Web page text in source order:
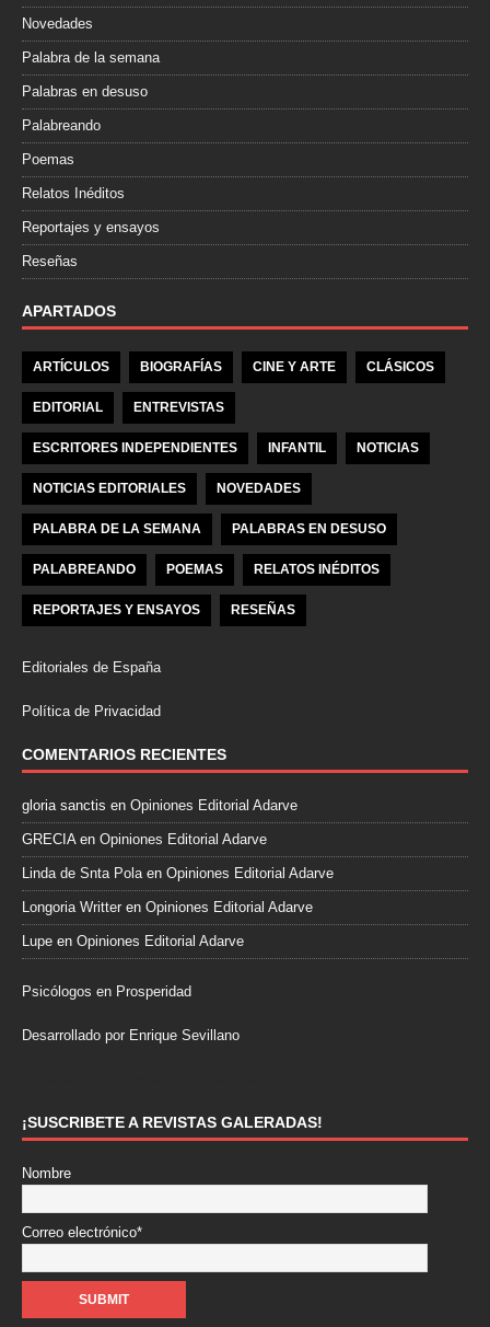
Novedades
Palabra de la semana
Palabras en desuso
Palabreando
Poemas
Relatos Inéditos
Reportajes y ensayos
Reseñas
APARTADOS
ARTÍCULOS BIOGRAFÍAS CINE Y ARTE CLÁSICOS
EDITORIAL ENTREVISTAS
ESCRITORES INDEPENDIENTES INFANTIL NOTICIAS
NOTICIAS EDITORIALES NOVEDADES
PALABRA DE LA SEMANA PALABRAS EN DESUSO
PALABREANDO POEMAS RELATOS INÉDITOS
REPORTAJES Y ENSAYOS RESEÑAS
Editoriales de España
Política de Privacidad
COMENTARIOS RECIENTES
gloria sanctis en Opiniones Editorial Adarve
GRECIAen Opiniones Editorial Adarve
Linda de Snta Polaen Opiniones Editorial Adarve
Longoria Writter en Opiniones Editorial Adarve
Lupe en Opiniones Editorial Adarve
Psicólogos en Prosperidad
Desarrollado por Enrique Sevillano
¡SUSCRIBETE A REVISTAS GALERADAS!
Nombre
Correo electrónico*